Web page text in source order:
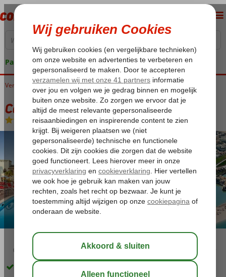
Pakketgarantie
Home
Verenigde Arabische Emiraten Ras al Khaimah Cove Rotana
Cove Rotana
Logies en ontbijt-Hotel
01:15
Prachtig gelegen aan het strand